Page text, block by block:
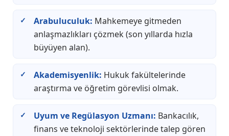
Arabuluculuk: Mahkemeye gitmeden
anlaşmazlıkları çözmek (son yıllarda hızla
büyüyen alan).
Akademisyenlik: Hukuk fakültelerinde
araştırma ve öğretim görevlisi olmak.
Uyum ve Regülasyon Uzmanı: Bankacılık,
finans ve teknoloji sektörlerinde talep gören